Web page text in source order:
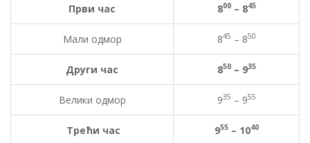
Први час 800– 845
Мали одмор 845 – 850
Други час 850– 935
Велики одмор 935 – 955
Трећи час 955– 1040